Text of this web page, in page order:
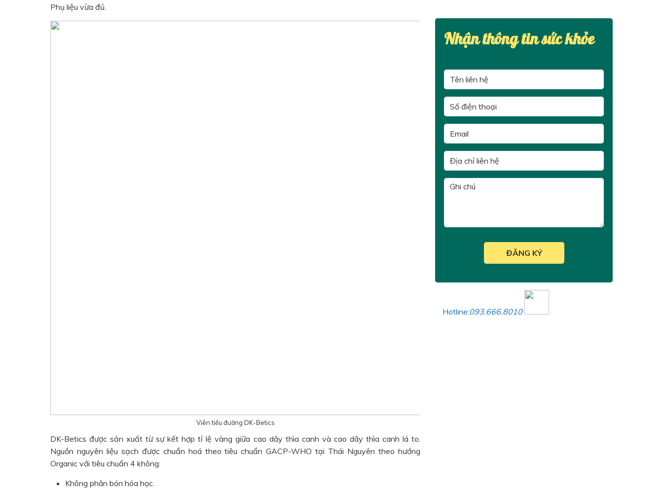
Phụ liệu vừa đủ.
Viên tiểu đường DK-Betics
DK-Betics được sản xuất từ sự kết hợp tỉ lệ vàng giữa cao dây thìa canh và cao dây thìa canh lá to.
Nguồn nguyên liệu sạch được chuẩn hoá theo tiêu chuẩn GACP-WHO tại Thái Nguyên theo hướng
Organic với tiêu chuẩn 4 không:
Không phân bón hóa học.
Nhận thông tin sức khỏe
Hotline:093.666.8010